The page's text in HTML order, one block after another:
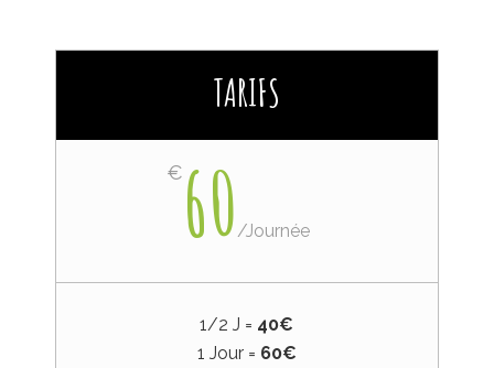
TARIFS
€ 60 /Journée
1/2 J = 40€
1 Jour = 60€